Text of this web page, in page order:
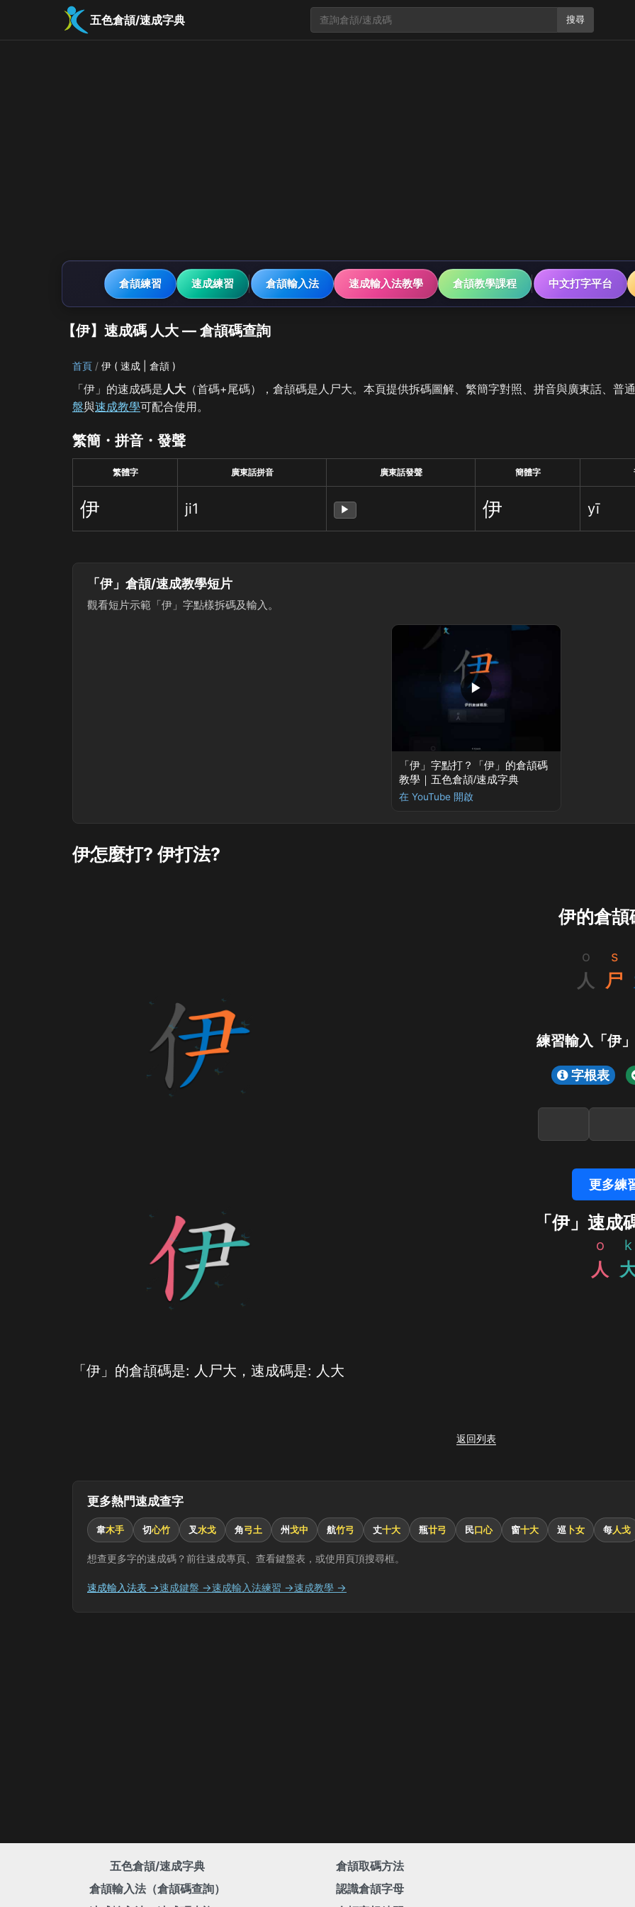
五色倉頡/速成字典 搜尋
倉頡練習 速成練習 倉頡輸入法 速成輸入法教學 倉頡教學課程 中文打字平台
【伊】速成碼 人大 — 倉頡碼查詢
首頁 伊 ( 速成 | 倉頡 )
「伊」的速成碼是人大 （首碼+尾碼），倉頡碼是人尸大。本頁提供拆碼圖解、繁簡字對照、拼音與廣東話、普
盤與速成教學可配合使用。
繁簡・拼音・發聲
繁體字 廣東話拼音 廣東話發聲 簡體字
伊 ji1 ▶ 伊 yī
「伊」倉頡/速成教學短片
觀看短片示範「伊」字點樣拆碼及輸入。
▶
「伊」字點打？「伊」的倉頡碼
教學｜五色倉頡/速成字典
在 YouTube 開啟
伊怎麼打? 伊打法?
伊的倉頡
o
人
s
尸
練習輸入「伊
字根表
更多練
「伊」速成
o
人
k
「伊」的倉頡碼是: 人尸大，速成碼是: 人大
返回列表
更多熱門速成查字
韋木手 切心竹 叉水戈 角弓土 州戈中 航竹弓 丈十大 瓶廿弓 民口心 窗十大 巡 卜女 每人戈
想查更多字的速成碼？前往速成專頁、查看鍵盤表，或使用頁頂搜尋框。
速成輸入法表 →速成鍵盤 →速成輸入法練習 →速成教學 →
五色倉頡/速成字典
倉頡輸入法（倉頡碼查詢）
倉頡取碼方法
認識倉頡字母